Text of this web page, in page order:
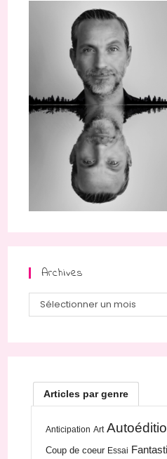
Archives
Archives
Sélectionner un mois
Articles par genre
Anticipation Art
Coup de coeur Essai